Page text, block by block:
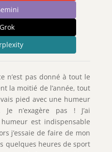
Grok
n’est pas donné à tout le
la moitié de l’année, tout
pied avec une humeur
n’exagère pas ! J’ai
est indispensable
j’essaie de faire de mon
quelques heures de sport